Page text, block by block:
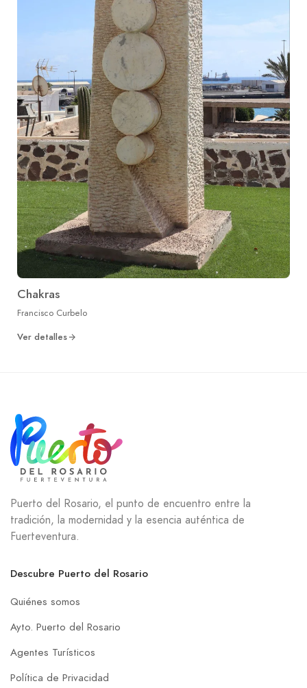
Chakras
Francisco Curbelo
Ver detalles
Puerto del Rosario, el punto de encuentro entre la
tradición, la modernidad y la esencia auténtica de
Fuerteventura.
Descubre Puerto del Rosario
Quiénes somos
Ayto. Puerto del Rosario
Agentes Turísticos
Política de Privacidad